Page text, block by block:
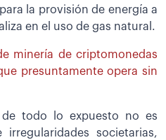
la provisión de energía a
en el uso de gas natural.
minería de criptomonedas
presuntamente opera sin
de todo lo expuesto no es
societarias,